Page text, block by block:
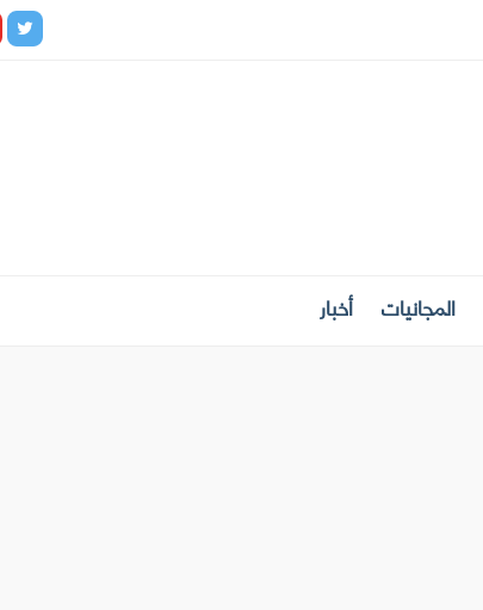
المجانيات أخبار